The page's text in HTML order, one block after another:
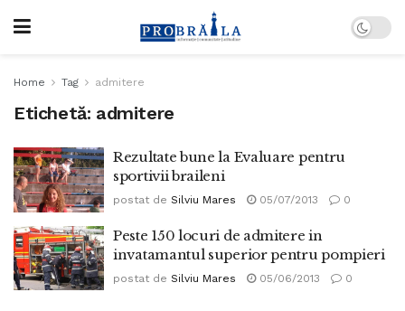
Home Tag admitere
Etichetă: admitere
Rezultate bune la Evaluare pentru
sportivii braileni
postat de Silviu Mares 05/07/2013 0
Peste 150 locuri de admitere in
invatamantul superior pentru pompieri
postat de Silviu Mares 05/06/2013 0